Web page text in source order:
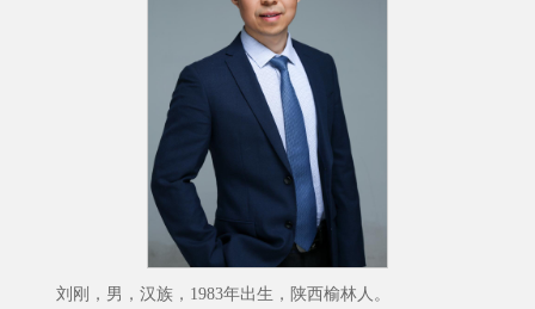
刘刚，男，汉族，1983年出生，陕西榆林人。